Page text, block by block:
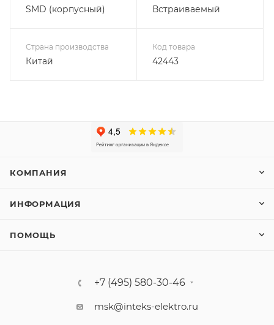
SMD (корпусный) Встраиваемый
Страна производства
Китай
Код товара
42443
КОМПАНИЯ
ИНФОРМАЦИЯ
ПОМОЩЬ
+7 (495) 580-30-46
msk@inteks-elektro.ru